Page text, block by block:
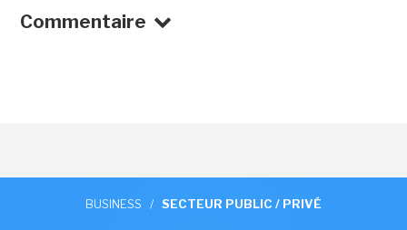
Commentaire
BUSINESS / SECTEUR PUBLIC / PRIVÉ